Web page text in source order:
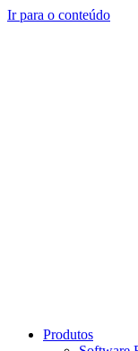
Ir para o conteúdo
Produtos